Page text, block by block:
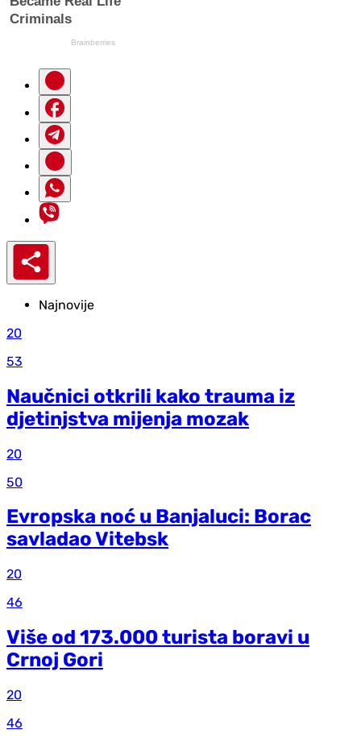
Najnovije
20
53
Naučnici otkrili kako trauma iz
d‌jetinjstva mijenja mozak
20
50
Evropska noć u Banjaluci: Borac
savladao Vitebsk
20
46
Više od 173.000 turista boravi u
Crnoj Gori
20
46